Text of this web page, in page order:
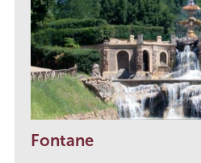
Fontane